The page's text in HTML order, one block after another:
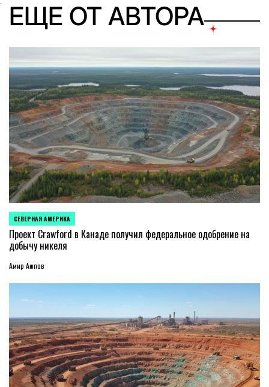
ЕЩЕ ОТ АВТОРА
ОПУБЛИКОВАНО
В
СЕВЕРНАЯ АМЕРИКА
Проект Crawford в Канаде получил федеральное одобрение на
добычу никеля
Амир Аюпов